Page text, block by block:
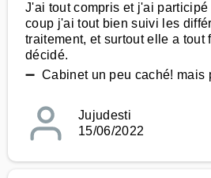
J'ai tout compris et j'ai
coup j'ai tout bien suivi les
traitement, et surtout elle a tout
décidé.
➖ Cabinet un peu caché! mais
Jujudesti
15/06/2022